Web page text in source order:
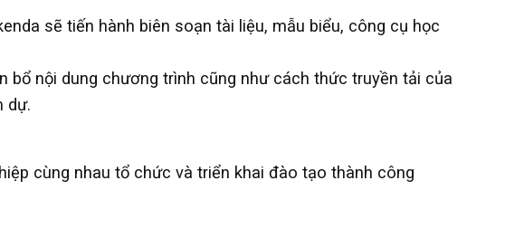
sẽ tiến hành biên soạn tài liệu, mẫu biểu, công cụ học
bổ nội dung chương trình cũng như cách thức truyền tải của
dự.
cùng nhau tổ chức và triển khai đào tạo thành công